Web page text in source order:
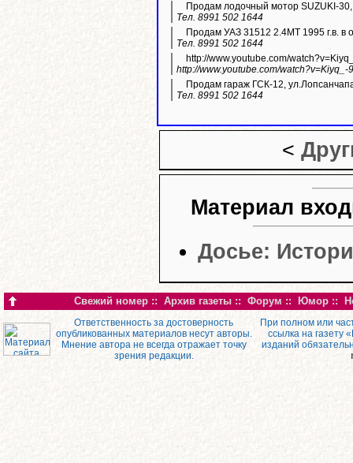
Продам лодочный мотор SUZUKI-
Тел. 8991 502 1644
Продам УАЗ 31512 2.4МТ 1995 г.в. в
Тел. 8991 502 1644
http://www.youtube.com/
http://www.youtube.com/watch?v=Kiyq_-
Продам гараж ГСК-12,
Тел. 8991 502 1644
<
Материал
Досье:
Свежий номер :: Архив газеты :: Форум :: Юмор ::
Ответственность за достоверность
опубликованных материалов несут авторы.
Мнение автора не всегда отражает точку
зрения редакции.
При полном или
ссылка на газету
изданий